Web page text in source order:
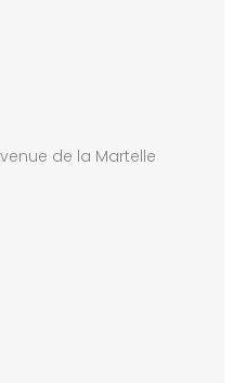
de la Martelle